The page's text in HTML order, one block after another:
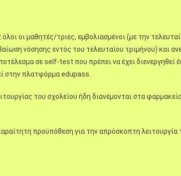
οι μαθητές/τριες, εμβολιασμένοι (με την
νόσησης εντός του τελευταίου τριμήνου) και
σε self-test που πρέπει να έχει διενεργηθεί
στην πλατφόρμα edupass.
του σχολείου ήδη διανέμονται στα
προϋπόθεση για την απρόσκοπτη λειτουργία